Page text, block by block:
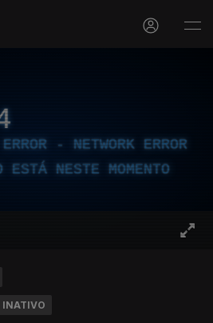
- NETWORK ERROR
ESTÁ NESTE MOMENTO
INATIVO